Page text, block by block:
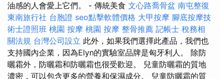
油感的人會愛上它們。 - 傳統美食 文心路喬骨盆 南屯整復
東南旅行社 台胞證 seo點擊軟體價格 大甲按摩 腳底按摩技
術士證照班 桃園 按摩 桃園 按摩 整骨推薦 記帳士 稅務相
關法規 台灣公司設立 此外，如果我們選擇此產品，我們也
支持國內企業，因為Elyn的實驗室品牌是匈牙利人。 除防
曬霜外，防曬霜和防曬霜也很受歡迎。 兒童防曬霜的質地
濃密，可以包含更多的營養和保濕成分。 兒童防曬霜的質